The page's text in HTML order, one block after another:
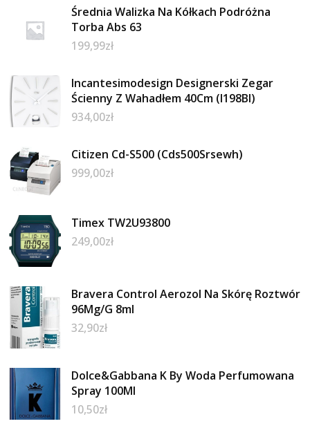
Średnia Walizka Na Kółkach Podróżna
Torba Abs 63
199,99zł
Incantesimodesign Designerski Zegar
Ścienny Z Wahadłem 40Cm (I198Bl)
934,00zł
Citizen Cd-S500 (Cds500Srsewh)
999,00zł
Timex TW2U93800
249,00zł
Bravera Control Aerozol Na Skórę Roztwór
96Mg/G 8ml
32,90zł
Dolce&Gabbana K By Woda Perfumowana
Spray 100Ml
10,50zł